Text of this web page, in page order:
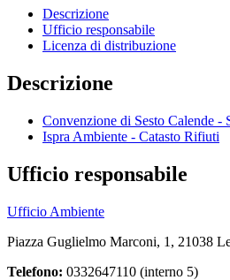
Descrizione
Ufficio responsabile
Licenza di distribuzione
Descrizione
Convenzione di Sesto Calende -
Ispra Ambiente - Catasto Rifiuti
Ufficio responsabile
Ufficio Ambiente
Piazza Guglielmo Marconi, 1, 21038
Telefono: 0332647110 (interno 5)